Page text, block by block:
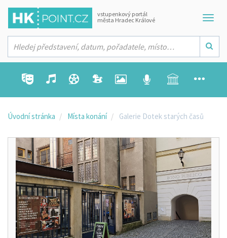
vstupenkový portál
města Hradec Králové
Úvodní stránka Místa konání Galerie Dotek starých časů